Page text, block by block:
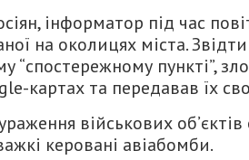
інформатор під час
на околицях міста.
“спостережному пункті”,
картах та передавав їх
військових
керовані авіабомби.